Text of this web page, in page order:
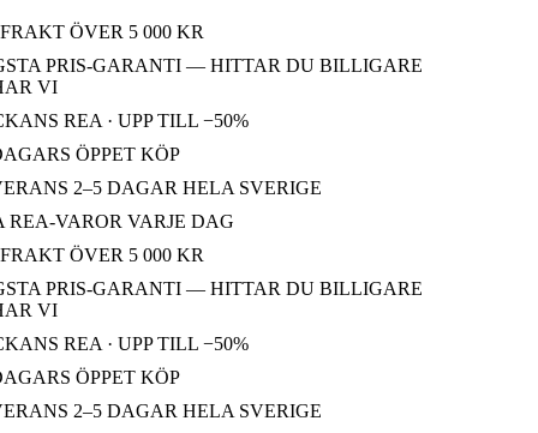
ÖVER 5 000 KR
PRIS-GARANTI — HITTAR DU BILLIGARE
VI
REA · UPP TILL −50%
ÖPPET KÖP
2–5 DAGAR HELA SVERIGE
VAROR VARJE DAG
ÖVER 5 000 KR
PRIS-GARANTI — HITTAR DU BILLIGARE
VI
REA · UPP TILL −50%
ÖPPET KÖP
2–5 DAGAR HELA SVERIGE